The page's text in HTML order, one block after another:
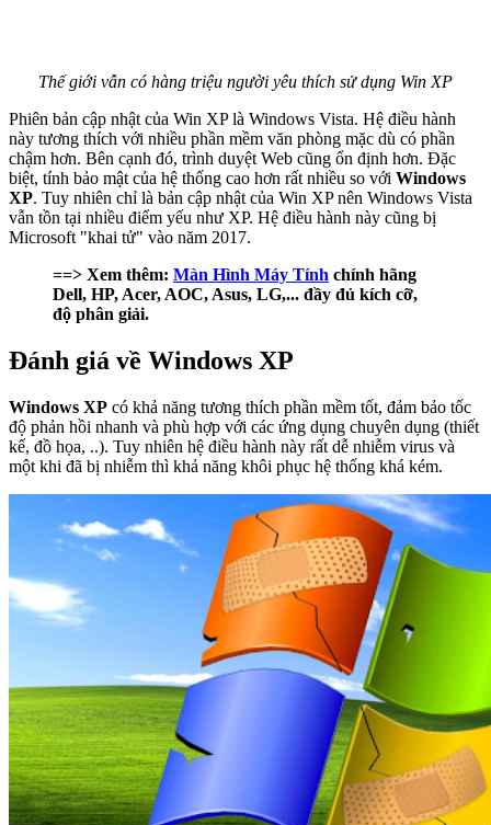
Thế giới vẫn có hàng triệu người yêu thích sử dụng Win XP
Phiên bản cập nhật của Win XP là Windows Vista. Hệ điều hành
này tương thích với nhiều phần mềm văn phòng mặc dù có phần
chậm hơn. Bên cạnh đó, trình duyệt Web cũng ổn định hơn. Đặc
biệt, tính bảo mật của hệ thống cao hơn rất nhiều so với Windows
XP. Tuy nhiên chỉ là bản cập nhật của Win XP nên Windows Vista
vẫn tồn tại nhiều điểm yếu như XP. Hệ điều hành này cũng bị
Microsoft "khai tử" vào năm 2017.
==> Xem thêm: Màn Hình Máy Tính chính hãng
Dell, HP, Acer, AOC, Asus, LG,... đầy đủ kích cỡ,
độ phân giải.
Đánh giá về Windows XP
Windows XP có khả năng tương thích phần mềm tốt, đảm bảo tốc
độ phản hồi nhanh và phù hợp với các ứng dụng chuyên dụng (thiết
kế, đồ họa, ..). Tuy nhiên hệ điều hành này rất dễ nhiễm virus và
một khi đã bị nhiễm thì khả năng khôi phục hệ thống khá kém.